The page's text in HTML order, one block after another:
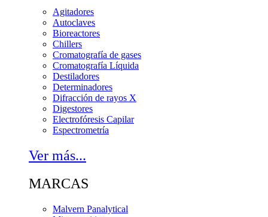
Agitadores
Autoclaves
Bioreactores
Chillers
Cromatografía de gases
Cromatografía Líquida
Destiladores
Determinadores
Difracción de rayos X
Digestores
Electrofóresis Capilar
Espectrometría
Ver más...
MARCAS
Malvern Panalytical